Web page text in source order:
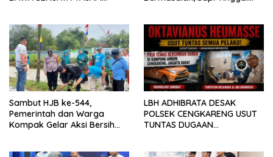
LEBONG
Sambut HJB ke-544,
Pemerintah dan Warga
Kompak Gelar Aksi Bersih
LBH ADHIBRATA DESAK
POLSEK CENGKARENG USUT
TUNTAS DUGAAN